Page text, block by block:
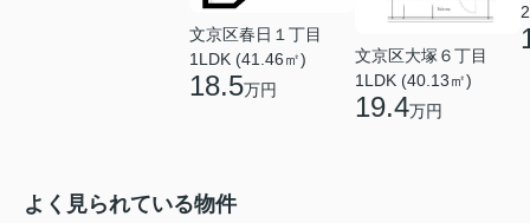
文京区春日１丁目
1LDK (41.46㎡)
18.5万円
文京区大塚６丁目
1LDK (40.13㎡)
19.4万円
よく見られている物件